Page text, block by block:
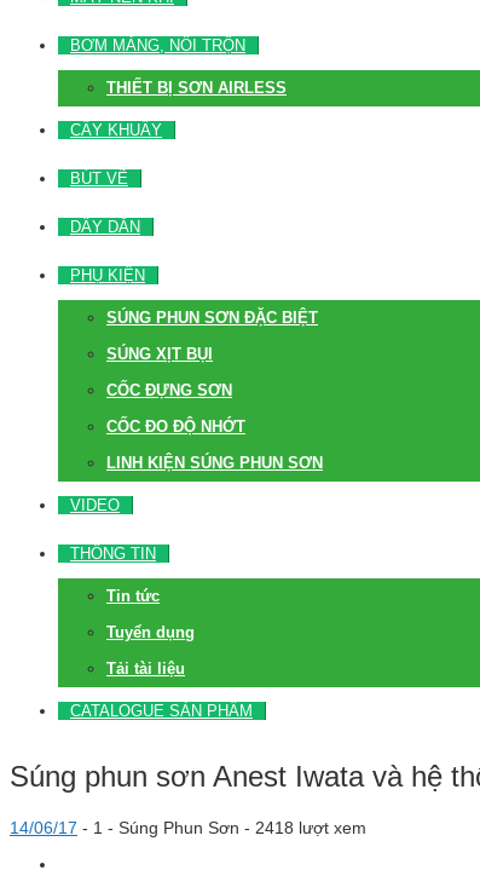
BƠM MÀNG, NỒI TRỘN
THIẾT BỊ SƠN AIRLESS
CÂY KHUẤY
BÚT VẼ
DÂY DẪN
PHỤ KIỆN
SÚNG PHUN SƠN ĐẶC BIỆT
SÚNG XỊT BỤI
CỐC ĐỰNG SƠN
CỐC ĐO ĐỘ NHỚT
LINH KIỆN SÚNG PHUN SƠN
VIDEO
THÔNG TIN
Tin tức
Tuyển dụng
Tải tài liệu
CATALOGUE SẢN PHẨM
Súng phun sơn Anest Iwata và hệ
14/06/17 - 1 - Súng Phun Sơn - 2418 lượt xem